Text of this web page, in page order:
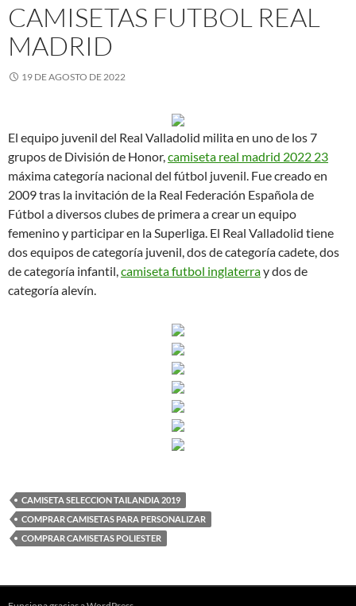
CAMISETAS FUTBOL REAL
MADRID
19 DE AGOSTO DE 2022
El equipo juvenil del Real Valladolid milita en uno de los 7
grupos de División de Honor,camiseta real madrid 2022 23
máxima categoría nacional del fútbol juvenil. Fue creado en
2009 tras la invitación de la Real Federación Española de
Fútbol a diversos clubes de primera a crear un equipo
femenino y participar en la Superliga. El Real Valladolid tiene
dos equipos de categoría juvenil, dos de categoría cadete, dos
de categoría infantil,camiseta futbol inglaterray dos de
categoría alevín.
CAMISETA SELECCION TAILANDIA 2019
COMPRAR CAMISETAS PARA PERSONALIZAR
COMPRAR CAMISETAS POLIESTER